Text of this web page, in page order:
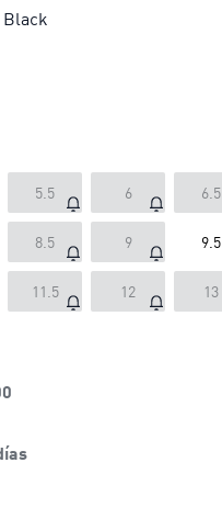
Black
5.5 6 6.5
8.5 9 9.5
11.5 12 13